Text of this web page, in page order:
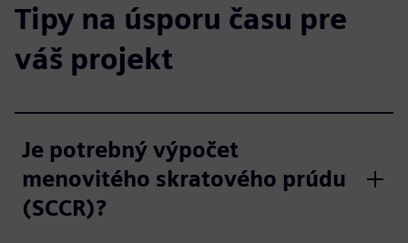
Tipy na úsporu času pre
váš projekt
Je potrebný výpočet
menovitého skratového prúdu
(SCCR)?